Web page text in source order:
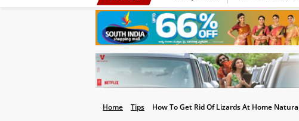
Home Tips How To Get Rid Of Lizards At Home